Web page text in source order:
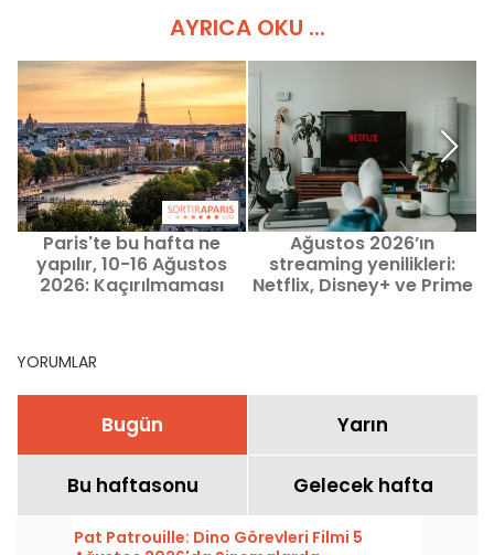
AYRICA OKU ...
Paris'te bu hafta ne
yapılır, 10-16 Ağustos
2026: Kaçırılmaması
Ağustos 2026’ın
streaming yenilikleri:
Netflix, Disney+ ve Prime
YORUMLAR
Bugün Yarın
Bu haftasonu Gelecek hafta
Pat Patrouille: Dino Görevleri Filmi 5